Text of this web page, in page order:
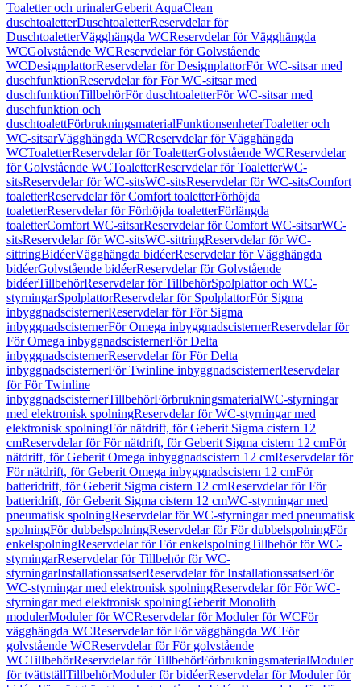
Toaletter och urinalerGeberit AquaClean
duschtoaletterDuschtoaletterReservdelar för
DuschtoaletterVägghängda WCReservdelar för Vägghängda
WCGolvstående WCReservdelar för Golvstående
WCDesignplattorReservdelar för DesignplattorFör WC-sitsar med
duschfunktionReservdelar för För WC-sitsar med
duschfunktionTillbehörFör duschtoaletterFör WC-sitsar med
duschfunktion och
duschtoalettFörbrukningsmaterialFunktionsenheterToaletter och
WC-sitsarVägghängda WCReservdelar för Vägghängda
WCToaletterReservdelar för ToaletterGolvstående WCReservdelar
för Golvstående WCToaletterReservdelar för ToaletterWC-
sitsReservdelar för WC-sitsWC-sitsReservdelar för WC-sitsComfort
toaletterReservdelar för Comfort toaletterFörhöjda
toaletterReservdelar för Förhöjda toaletterFörlängda
toaletterComfort WC-sitsarReservdelar för Comfort WC-sitsarWC-
sitsReservdelar för WC-sitsWC-sittringReservdelar för WC-
sittringBidéerVägghängda bidéerReservdelar för Vägghängda
bidéerGolvstående bidéerReservdelar för Golvstående
bidéerTillbehörReservdelar för TillbehörSpolplattor och WC-
styrningarSpolplattorReservdelar för SpolplattorFör Sigma
inbyggnadscisternerReservdelar för För Sigma
inbyggnadscisternerFör Omega inbyggnadscisternerReservdelar för
För Omega inbyggnadscisternerFör Delta
inbyggnadscisternerReservdelar för För Delta
inbyggnadscisternerFör Twinline inbyggnadscisternerReservdelar
för För Twinline
inbyggnadscisternerTillbehörFörbrukningsmaterialWC-styrningar
med elektronisk spolningReservdelar för WC-styrningar med
elektronisk spolningFör nätdrift, för Geberit Sigma cistern 12
cmReservdelar för För nätdrift, för Geberit Sigma cistern 12 cmFör
nätdrift, för Geberit Omega inbyggnadscistern 12 cmReservdelar för
För nätdrift, för Geberit Omega inbyggnadscistern 12 cmFör
batteridrift, för Geberit Sigma cistern 12 cmReservdelar för För
batteridrift, för Geberit Sigma cistern 12 cmWC-styrningar med
pneumatisk spolningReservdelar för WC-styrningar med pneumatisk
spolningFör dubbelspolningReservdelar för För dubbelspolningFör
enkelspolningReservdelar för För enkelspolningTillbehör för WC-
styrningarReservdelar för Tillbehör för WC-
styrningarInstallationssatserReservdelar för InstallationssatserFör
WC-styrningar med elektronisk spolningReservdelar för För WC-
styrningar med elektronisk spolningGeberit Monolith
modulerModuler för WCReservdelar för Moduler för WCFör
vägghängda WCReservdelar för För vägghängda WCFör
golvstående WCReservdelar för För golvstående
WCTillbehörReservdelar för TillbehörFörbrukningsmaterialModuler
för tvättställTillbehörModuler för bidéerReservdelar för Moduler för